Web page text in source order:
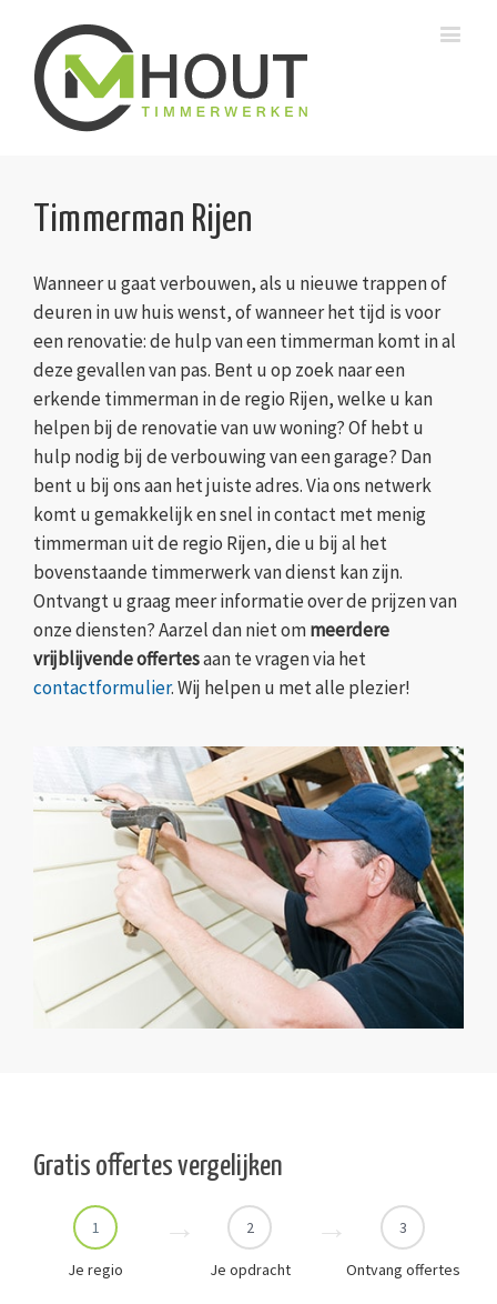
Timmerman Rijen
Wanneer u gaat verbouwen, als u nieuwe trappen of
deuren in uw huis wenst, of wanneer het tijd is voor
een renovatie: de hulp van een timmerman komt in al
deze gevallen van pas. Bent u op zoek naar een
erkende timmerman in de regio Rijen, welke u kan
helpen bij de renovatie van uw woning? Of hebt u
hulp nodig bij de verbouwing van een garage? Dan
bent u bij ons aan het juiste adres. Via ons netwerk
komt u gemakkelijk en snel in contact met menig
timmerman uit de regio Rijen, die u bij al het
bovenstaande timmerwerk van dienst kan zijn.
Ontvangt u graag meer informatie over de prijzen van
onze diensten? Aarzel dan niet ommeerdere
vrijblijvende offertesaan te vragen via het
contactformulier. Wij helpen u met alle plezier!
Gratis offertes vergelijken
1
Je regio
2
Je opdracht
3
Ontvang offertes